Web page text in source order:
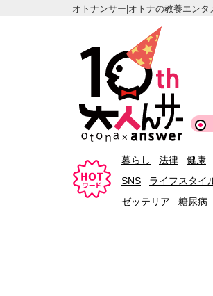
オトナンサー|オトナの教養エンタ
暮らし 法律 健康
SNS
ライフスタイ
ゼッテリア
糖尿病